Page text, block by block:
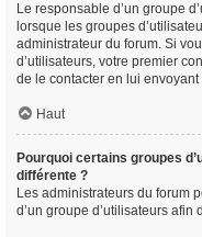
Le responsable d’un groupe
lorsque les groupes
administrateur du forum. Si
d’utilisateurs, votre premier
de le contacter en lui
Haut
Pourquoi certains groupes
différente ?
Les administrateurs du forum
d’un groupe d’utilisateurs